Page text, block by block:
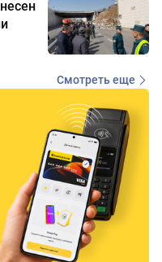
Смотреть еще